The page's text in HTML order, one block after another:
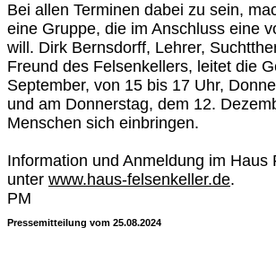
Bei allen Terminen dabei zu sein,
eine Gruppe, die im Anschluss eine
will. Dirk Bernsdorff, Lehrer,
Freund des Felsenkellers, leitet die
September, von 15 bis 17 Uhr,
und am Donnerstag, dem 12.
Menschen sich einbringen.
Information und Anmeldung im
unter www.haus-felsenkeller.de.
PM
Pressemitteilung vom 25.08.2024